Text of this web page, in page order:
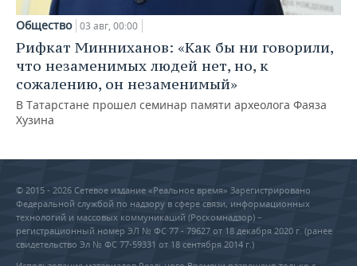
Общество 03 авг, 00:00
Рифкат Минниханов: «Как бы ни говорили,
что незаменимых людей нет, но, к
сожалению, он незаменимый»
В Татарстане прошел семинар памяти археолога Фаяза
Хузина
© 2015 - 2026 Сетевое издание «Реальное время» Зарегистрировано
Федеральной службой по надзору в сфере связи, информационных
технологий и массовых коммуникаций (Роскомнадзор) –
регистрационный номер ЭЛ № ФС 77 - 79627 от 18 декабря 2020 г. (ранее
свидетельство Эл № ФС 77-59331 от 18 сентября 2014 г.)